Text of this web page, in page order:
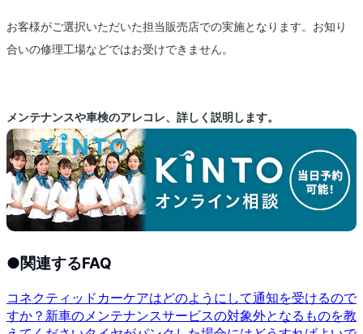
お客様がご選択いただいた担当販売店での実施となります。お知り
合いの修理工場などではお受けできません。
メンテナンスや車検のアレコレ、詳しく説明します。
●関連するFAQ
コネクティッドカーケアはどのようにして通知を受けるので
すか？ 新車のメンテナンスサービスの対象外となるものを教